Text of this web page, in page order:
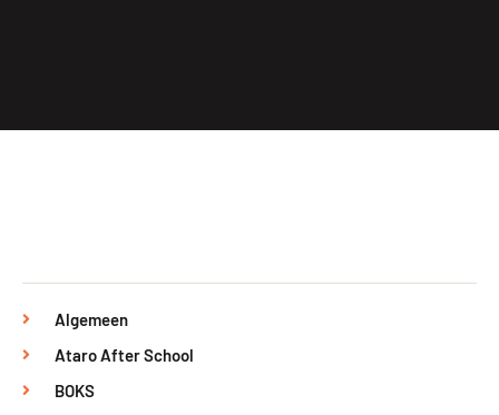
Algemeen
Ataro After School
BOKS